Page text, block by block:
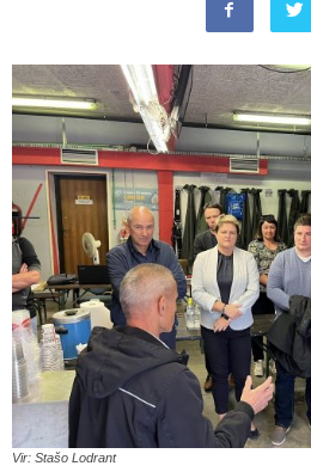
Vir: Stašo Lodrant